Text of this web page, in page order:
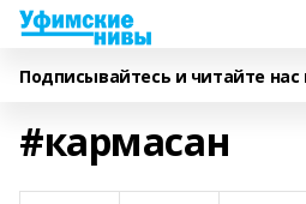
Подписывайтесь и читайте нас
#кармасан